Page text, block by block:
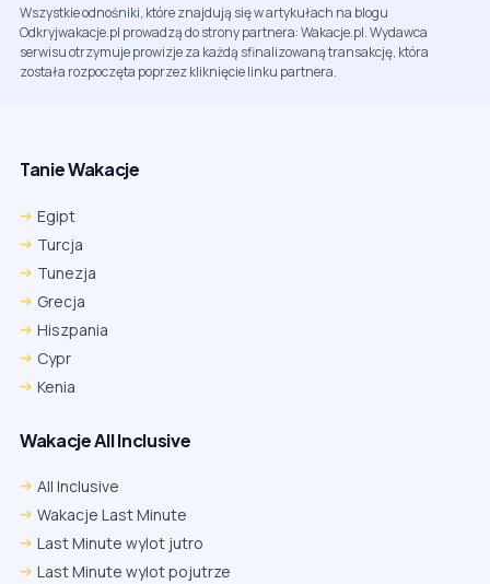
Wszystkie odnośniki, które znajdują się w artykułach na blogu
Odkryjwakacje.pl prowadzą do strony partnera: Wakacje.pl. Wydawca
serwisu otrzymuje prowizje za każdą sfinalizowaną transakcję, która
została rozpoczęta poprzez kliknięcie linku partnera.
Tanie Wakacje
Egipt
Turcja
Tunezja
Grecja
Hiszpania
Cypr
Kenia
Wakacje All Inclusive
All Inclusive
Wakacje Last Minute
Last Minute wylot jutro
Last Minute wylot pojutrze